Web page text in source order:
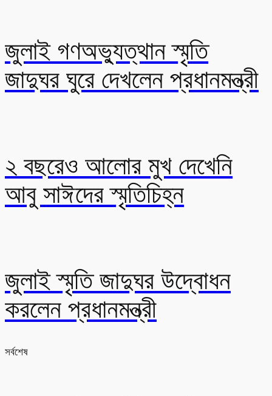
জুলাই গণঅভ্যুত্থান স্মৃতি
জাদুঘর ঘুরে দেখলেন প্রধানমন্ত্রী
২ বছরেও আলোর মুখ দেখেনি
আবু সাঈদের স্মৃতিচিহ্ন
জুলাই স্মৃতি জাদুঘর উদ্বোধন
করলেন প্রধানমন্ত্রী
সর্বশেষ